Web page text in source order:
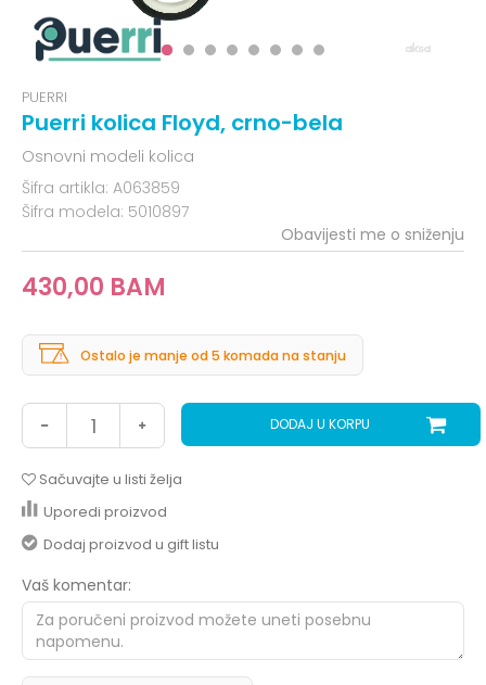
PUERRI
Puerri kolica Floyd, crno-bela
Osnovni modeli kolica
Šifra artikla: A063859
Šifra modela: 5010897
430,00 BAM
Obavijesti me o sniženju
Ostalo je manje od 5 komada na stanju
DODAJ U KORPU
Sačuvajte u listi želja
Uporedi proizvod
Dodaj proizvod u gift listu
Vaš komentar: